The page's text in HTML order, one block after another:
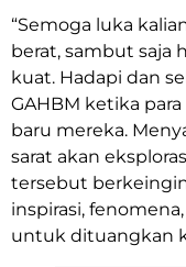
“Semoga luka
berat, sambut saja
kuat. Hadapi dan
GAHBM ketika
baru mereka.
sarat akan
tersebut
inspirasi,
untuk dituangkan